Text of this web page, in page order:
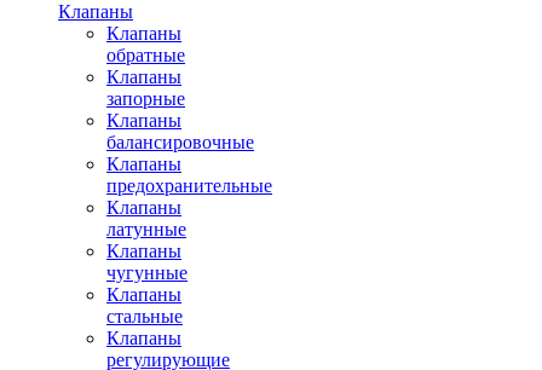
Клапаны
Клапаны
обратные
Клапаны
запорные
Клапаны
балансировочные
Клапаны
предохранительные
Клапаны
латунные
Клапаны
чугунные
Клапаны
стальные
Клапаны
регулирующие